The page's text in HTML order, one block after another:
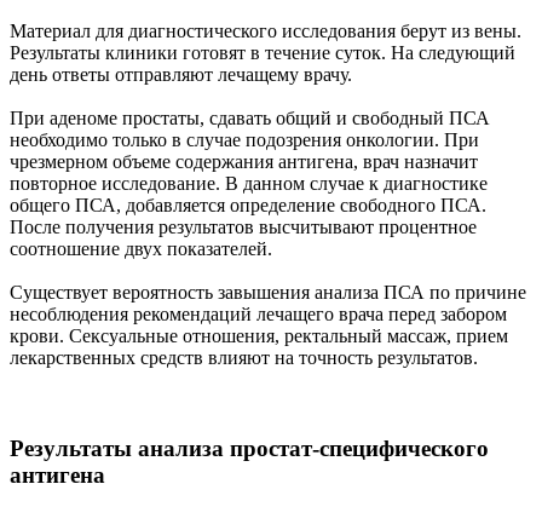
Материал для диагностического исследования берут из вены.
Результаты клиники готовят в течение суток. На следующий
день ответы отправляют лечащему врачу.
При аденоме простаты, сдавать общий и свободный ПСА
необходимо только в случае подозрения онкологии. При
чрезмерном объеме содержания антигена, врач назначит
повторное исследование. В данном случае к диагностике
общего ПСА, добавляется определение свободного ПСА.
После получения результатов высчитывают процентное
соотношение двух показателей.
Существует вероятность завышения анализа ПСА по причине
несоблюдения рекомендаций лечащего врача перед забором
крови. Сексуальные отношения, ректальный массаж, прием
лекарственных средств влияют на точность результатов.
Результаты анализа простат-специфического
антигена